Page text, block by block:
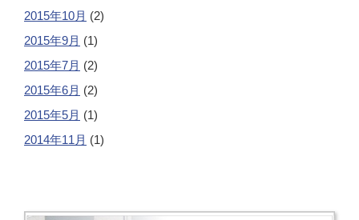
2015年10月 (2)
2015年9月 (1)
2015年7月 (2)
2015年6月 (2)
2015年5月 (1)
2014年11月 (1)